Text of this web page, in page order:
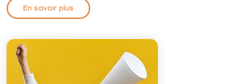
En savoir plus